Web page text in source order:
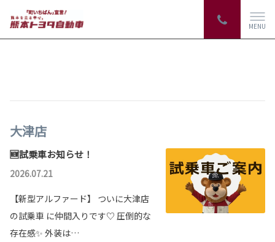
MENU
大津店
🆕試乗車お知らせ！
2026.07.21
【新型アルファード】 ついに大津店
の試乗車 に仲間入りです♡ 圧倒的な
存在感✨ 外装は…